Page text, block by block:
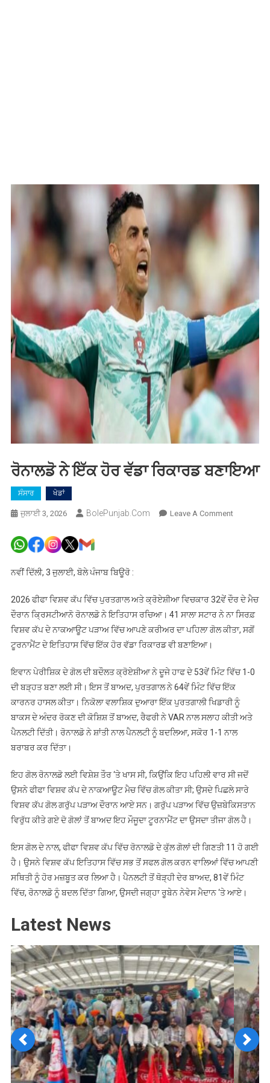
ਰੋਨਾਲਡੋ ਨੇ ਇੱਕ ਹੋਰ ਵੱਡਾ ਰਿਕਾਰਡ ਬਣਾਇਆ
ਸੰਸਾਰ ਖੇਡਾਂ
ਜੁਲਾਈ 3, 2026 BolePunjab.com Leave A CommentOn
ਰਿਕਾਰਡ
ਬਣਾਇਆ
ਨਵੀਂ ਦਿੱਲੀ, 3 ਜੁਲਾਈ, ਬੋਲੇ ਪੰਜਾਬ ਬਿਊਰੋ :
2026 ਫੀਫਾ ਵਿਸ਼ਵ ਕੱਪ ਵਿੱਚ ਪੁਰਤਗਾਲ ਅਤੇ ਕ੍ਰੋਏਸ਼ੀਆ ਵਿਚਕਾਰ 32ਵੇਂ ਦੌਰ ਦੇ ਮੈਚ
ਦੌਰਾਨ ਕ੍ਰਿਸਟੀਆਨੋ ਰੋਨਾਲਡੋ ਨੇ ਇਤਿਹਾਸ ਰਚਿਆ। 41 ਸਾਲਾ ਸਟਾਰ ਨੇ ਨਾ ਸਿਰਫ਼
ਵਿਸ਼ਵ ਕੱਪ ਦੇ ਨਾਕਆਊਟ ਪੜਾਅ ਵਿੱਚ ਆਪਣੇ ਕਰੀਅਰ ਦਾ ਪਹਿਲਾ ਗੋਲ ਕੀਤਾ, ਸਗੋਂ
ਟੂਰਨਾਮੈਂਟ ਦੇ ਇਤਿਹਾਸ ਵਿੱਚ ਇੱਕ ਹੋਰ ਵੱਡਾ ਰਿਕਾਰਡ ਵੀ ਬਣਾਇਆ।
ਇਵਾਨ ਪੇਰੀਸ਼ਿਕ ਦੇ ਗੋਲ ਦੀ ਬਦੌਲਤ ਕ੍ਰੋਏਸ਼ੀਆ ਨੇ ਦੂਜੇ ਹਾਫ ਦੇ 53ਵੇਂ ਮਿੰਟ ਵਿੱਚ 1-0
ਦੀ ਬੜ੍ਹਤ ਬਣਾ ਲਈ ਸੀ। ਇਸ ਤੋਂ ਬਾਅਦ, ਪੁਰਤਗਾਲ ਨੇ 64ਵੇਂ ਮਿੰਟ ਵਿੱਚ ਇੱਕ
ਕਾਰਨਰ ਹਾਸਲ ਕੀਤਾ। ਨਿਕੋਲਾ ਵਲਾਸ਼ਿਕ ਦੁਆਰਾ ਇੱਕ ਪੁਰਤਗਾਲੀ ਖਿਡਾਰੀ ਨੂੰ
ਬਾਕਸ ਦੇ ਅੰਦਰ ਰੋਕਣ ਦੀ ਕੋਸ਼ਿਸ਼ ਤੋਂ ਬਾਅਦ, ਰੈਫਰੀ ਨੇ VAR ਨਾਲ ਸਲਾਹ ਕੀਤੀ ਅਤੇ
ਪੈਨਲਟੀ ਦਿੱਤੀ। ਰੋਨਾਲਡੋ ਨੇ ਸ਼ਾਂਤੀ ਨਾਲ ਪੈਨਲਟੀ ਨੂੰ ਬਦਲਿਆ, ਸਕੋਰ 1-1 ਨਾਲ
ਬਰਾਬਰ ਕਰ ਦਿੱਤਾ।
ਇਹ ਗੋਲ ਰੋਨਾਲਡੋ ਲਈ ਵਿਸ਼ੇਸ਼ ਤੌਰ ‘ਤੇ ਖਾਸ ਸੀ, ਕਿਉਂਕਿ ਇਹ ਪਹਿਲੀ ਵਾਰ ਸੀ ਜਦੋਂ
ਉਸਨੇ ਫੀਫਾ ਵਿਸ਼ਵ ਕੱਪ ਦੇ ਨਾਕਆਊਟ ਮੈਚ ਵਿੱਚ ਗੋਲ ਕੀਤਾ ਸੀ; ਉਸਦੇ ਪਿਛਲੇ ਸਾਰੇ
ਵਿਸ਼ਵ ਕੱਪ ਗੋਲ ਗਰੁੱਪ ਪੜਾਅ ਦੌਰਾਨ ਆਏ ਸਨ। ਗਰੁੱਪ ਪੜਾਅ ਵਿੱਚ ਉਜ਼ਬੇਕਿਸਤਾਨ
ਵਿਰੁੱਧ ਕੀਤੇ ਗਏ ਦੋ ਗੋਲਾਂ ਤੋਂ ਬਾਅਦ ਇਹ ਮੌਜੂਦਾ ਟੂਰਨਾਮੈਂਟ ਦਾ ਉਸਦਾ ਤੀਜਾ ਗੋਲ ਹੈ।
ਇਸ ਗੋਲ ਦੇ ਨਾਲ, ਫੀਫਾ ਵਿਸ਼ਵ ਕੱਪ ਵਿੱਚ ਰੋਨਾਲਡੋ ਦੇ ਕੁੱਲ ਗੋਲਾਂ ਦੀ ਗਿਣਤੀ 11 ਹੋ ਗਈ
ਹੈ। ਉਸਨੇ ਵਿਸ਼ਵ ਕੱਪ ਇਤਿਹਾਸ ਵਿੱਚ ਸਭ ਤੋਂ ਸਫਲ ਗੋਲ ਕਰਨ ਵਾਲਿਆਂ ਵਿੱਚ ਆਪਣੀ
ਸਥਿਤੀ ਨੂੰ ਹੋਰ ਮਜ਼ਬੂਤ ​​ਕਰ ਲਿਆ ਹੈ। ਪੈਨਲਟੀ ਤੋਂ ਥੋੜ੍ਹੀ ਦੇਰ ਬਾਅਦ, 81ਵੇਂ ਮਿੰਟ
ਵਿੱਚ, ਰੋਨਾਲਡੋ ਨੂੰ ਬਦਲ ਦਿੱਤਾ ਗਿਆ, ਉਸਦੀ ਜਗ੍ਹਾ ਰੂਬੇਨ ਨੇਵੇਸ ਮੈਦਾਨ ‘ਤੇ ਆਏ।
Latest News
Previous Next